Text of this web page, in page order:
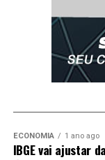
ECONOMIA 1 ano ago
IBGE vai ajustar